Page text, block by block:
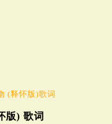
(释怀版)歌词
版) 歌词